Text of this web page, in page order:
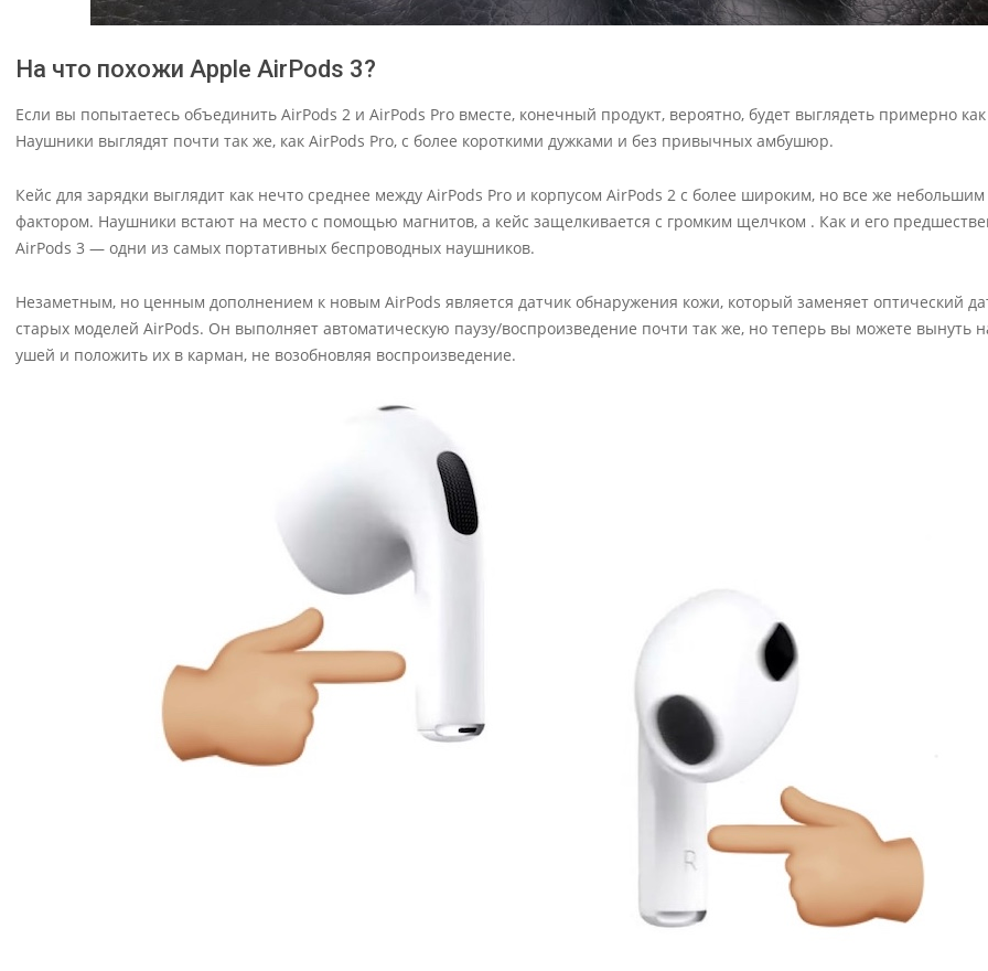
На что похожи Apple AirPods 3?
Если вы попытаетесь объединить AirPods 2 и AirPods Pro вместе, конечный продукт, вероятно, будет выглядеть примерно
Наушники выглядят почти так же, как AirPods Pro, с более короткими дужками и без привычных амбушюр.
Кейс для зарядки выглядит как нечто среднее между AirPods Pro и корпусом AirPods 2 с более широким, но все же
фактором. Наушники встают на место с помощью магнитов, а кейс защелкивается с громким щелчком . Как и его
AirPods 3 — одни из самых портативных беспроводных наушников.
Незаметным, но ценным дополнением к новым AirPods является датчик обнаружения кожи, который заменяет оптический
старых моделей AirPods. Он выполняет автоматическую паузу/воспроизведение почти так же, но теперь вы можете вынуть
ушей и положить их в карман, не возобновляя воспроизведение.